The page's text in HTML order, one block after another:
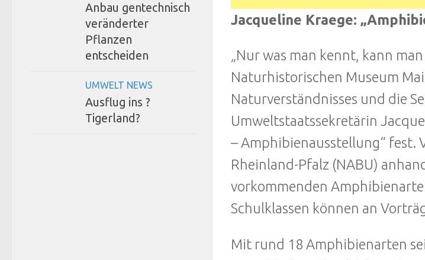
Jacqueline Kraege:
„Nur was man kennt, kann
Naturhistorischen Museum
Naturverständnisses und die
Umweltstaatssekretärin
– Amphibienausstellung“ fest.
Rheinland-Pfalz (NABU)
vorkommenden
Schulklassen können an
Mit rund 18 Amphibienarten
Anbau gentechnisch
veränderter
Pflanzen
entscheiden
UMWELT NEWS
Ausflug ins ?
Tigerland?